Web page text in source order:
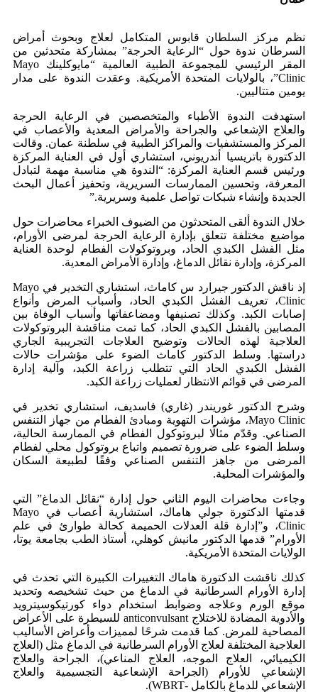
نظم مركز السلطان قابوس المتكامل لعلاج وبحوث أمراض
السرطان ندوة حول “الرعاية الحرجة” بمشاركة متحدثين من
المقر الرئيسي للمجموعة الطبية العالمية “مايوكلينك Mayo
Clinic”، بالولايات المتحدة الأمريكية. وعقدت الندوة على مدار
يومين متتاليين.
استهدفت الندوة الأطباء والمتخصصين في الرعاية الحرجة
والعلاج الإشعاعي والجراحة والأمراض المعدية والأعصاب في
المركز والمستشفيات والمراكز الطبية في سلطنة عمان. وقالت
الدكتورة باتريسيا أندريوني، استشاري أول في العناية المركزة
ورئيس قسم العناية المركزة: “الندوة هي مناسبة مهمة لتبادل
المعرفة، وتحسين الممارسات السريرية، وتحفيز أعمال البحث
الجديدة وإنشاء شبكات تواصل علمية وسريرية.”
خلال الندوة ألقى المتحدثون من الضيوف الخبراء محاضرات حول
مواضيع مختلفة تتعلق بإدارة الرعاية الحرجة لمرضى الأورام،
مثل الفشل الكبدي الحاد، وبروتوكولات الفطام لوحدة العناية
المركزة، وإدارة نقائل الدماغ، وإدارة الأمراض المعدية.
إذ ناقش الدكتور جيرارد س كاماث، استشاري التخدير في Mayo
Clinic، تعريف الفشل الكبدي الحاد، وأسباب المرض وأنواع
إصابات الكبد. وكذلك تصنيفها ومضاعفاتها وأسباب الوفاة بين
المصابين بالفشل الكبدي الحاد، كما تمت مناقشة البروتوكولات
العلاجية لهذه الحالات وتوضيح العلاجات التجريبية الجاري
دراستها. وسلط الدكتور كاماث الضوء على مؤشرات حالات
الفشل الكبدي الحاد التي تتطلب زراعة الكبد، وآلية إدارة
المرضى في قوائم الانتظار لعمليات زراعة الكبد.
وشرح الدكتور غوريندر (غاري) فاسديف، استشاري تخدير في
Mayo Clinic، مؤشرات التهوية ومبادئ الفطام من جهاز التنفس
الصناعي. وقدّم مثالًا لبروتوكول الفطام في الممارسة الحالية،
وسلط الضوء على ضرورة تصميم واتباع بروتوكول محلي لفطام
المرضى من جاهز التنفس الصناعي وفقًا لطبيعة السكان
والمؤشرات المحلية.
وجاءت محاضرات اليوم الثاني حول إدارة “نقائل الدماغ” التي
قدمتها الدكتورة جولي هاماك، استشارية أعصاب في Mayo
Clinic، و”إدارة قلة العدلات الحميمة كحالة طوارئ في علم
الأورام” قدمها الدكتور مانيش كوهلي، أستاذ الطب بجامعة يوتا،
الولايات المتحدة الأمريكية.
كذلك ناقشت الدكتورة هاماك التغييرات الكبيرة التي تحدث في
إدارة الأورام السرطانية في الدماغ من حيث تشخيصه وتحديد
موقع الورم وعلاجه وضوابط استخدام دواء كورتيكوسيترويد
والأدوية المضادة للاختلاج anticonvulsant للسيطرة على الأعراض
المصاحية للمرض. كما قدمت شرحًا لمميزات وأعراض الأساليب
العلاجية المختلفة لعلاج الأورام السرطانية في الدماغ مثل (العلاج
الكيميائي، العلاج الموجه، العلاج المناعي)، الجراحة والعلاج
الإشعاعي للأورام (الجراحة الإشعاعية التجسيمية والعلاج
الإشعاعي للدماغ بالكامل -WBRT).